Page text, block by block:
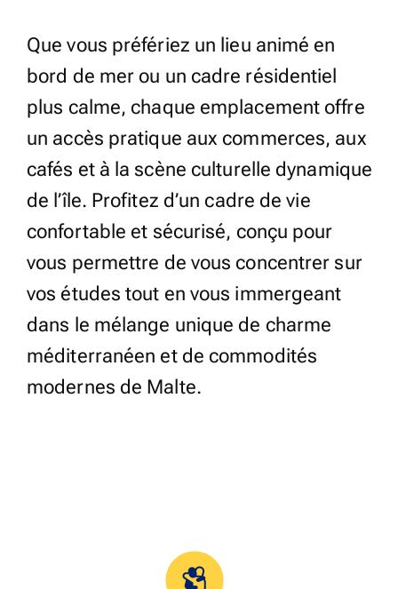
Que vous préfériez un lieu animé en
bord de mer ou un cadre résidentiel
plus calme, chaque emplacement offre
un accès pratique aux commerces, aux
cafés et à la scène culturelle dynamique
de l’île. Profitez d’un cadre de vie
confortable et sécurisé, conçu pour
vous permettre de vous concentrer sur
vos études tout en vous immergeant
dans le mélange unique de charme
méditerranéen et de commodités
modernes de Malte.